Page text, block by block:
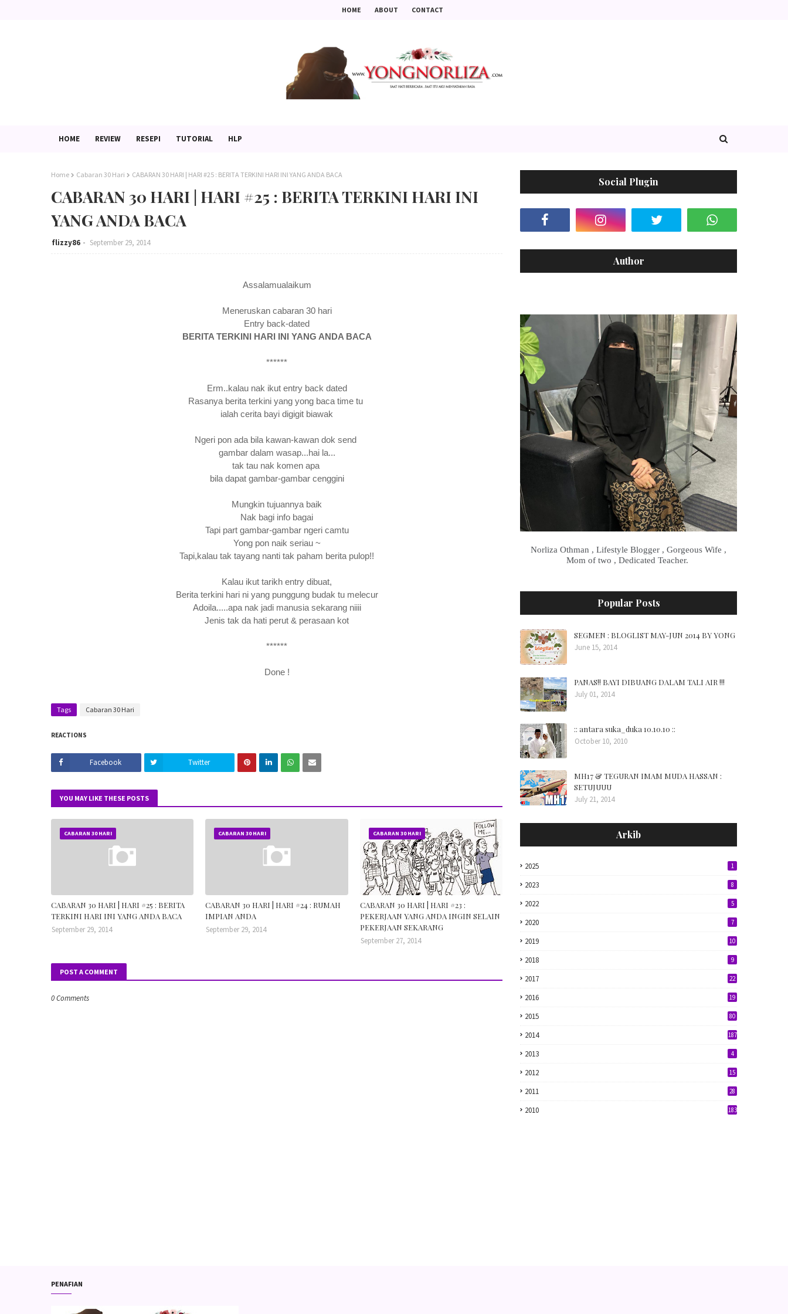
HOME ABOUT CONTACT
HOME REVIEW RESEPI TUTORIAL HLP
Home Cabaran 30 Hari CABARAN 30 HARI | HARI #25 : BERITA TERKINI HARI INI YANG ANDA BACA
CABARAN 30 HARI | HARI #25 : BERITA TERKINI HARI INI
YANG ANDA BACA
flizzy86 September 29, 2014
Assalamualaikum
Meneruskan cabaran 30 hari
Entry back-dated
BERITA TERKINI HARI INI YANG ANDA BACA
******
Erm..kalau nak ikut entry back dated
Rasanya berita terkini yang yong baca time tu
ialah cerita bayi digigit biawak
Ngeri pon ada bila kawan-kawan dok send
gambar dalam wasap...hai la...
tak tau nak komen apa
bila dapat gambar-gambar cenggini
Mungkin tujuannya baik
Nak bagi info bagai
Tapi part gambar-gambar ngeri camtu
Yong pon naik seriau ~
Tapi,kalau tak tayang nanti tak paham berita pulop!!
Kalau ikut tarikh entry dibuat,
Berita terkini hari ni yang punggung budak tu melecur
Adoila.....apa nak jadi manusia sekarang niiii
Jenis tak da hati perut & perasaan kot
******
Done !
Tags Cabaran 30 Hari
REACTIONS
Facebook Twitter
YOU MAY LIKE THESE POSTS
CABARAN 30 HARI
CABARAN 30 HARI | HARI #25 : BERITA
TERKINI HARI INI YANG ANDA BACA
September 29, 2014
CABARAN 30 HARI
CABARAN 30 HARI | HARI #24 : RUMAH
IMPIAN ANDA
September 29, 2014
CABARAN 30 HARI
CABARAN 30 HARI | HARI #23 :
PEKERJAAN YANG ANDA INGIN SELAIN
PEKERJAAN SEKARANG
September 27, 2014
POST A COMMENT
0 Comments
Social Plugin
Author
Norliza Othman , Lifestyle Blogger , Gorgeous Wife ,
Mom of two , Dedicated Teacher.
Popular Posts
SEGMEN : BLOGLIST MAY-JUN 2014 BY YONG
June 15, 2014
PANAS!! BAYI DIBUANG DALAM TALI AIR !!!
July 01, 2014
:: antara suka_duka 10.10.10 ::
October 10, 2010
MH17 & TEGURAN IMAM MUDA HASSAN :
SETUJUUU
July 21, 2014
Arkib
2025 1
2023 8
2022 5
2020 7
2019 10
2018 9
2017 22
2016 19
2015 80
2014 187
2013 4
2012 15
2011 28
2010 183
PENAFIAN